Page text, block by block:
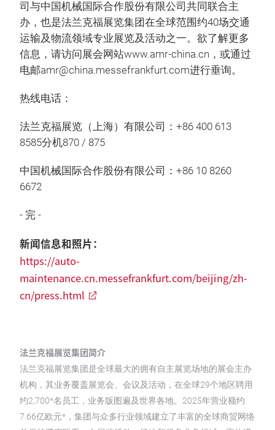
司与中国机械国际合作股份有限公司共同联合主
办，也是法兰克福展览集团在全球范围约40场交通
运输及物流领域专业展览及活动之一。欲了解更多
信息，请访问展会网站www.amr-china.cn，或通过
电邮amr@china.messefrankfurt.com进行垂询。
热线电话：
法兰克福展览（上海）有限公司：+86 400 613
8585分机870 / 875
中国机械国际合作股份有限公司：+86 10 8260
6672
- 完 -
新闻信息和照片：
https://auto-
maintenance.cn.messefrankfurt.com/beijing/zh-
cn/press.html
法兰克福展览集团简介
法兰克福展览集团是全球最大的拥有自主展览场地的展会主办
机构，其业务覆盖展览会、会议及活动，在全球29个地区聘用
约2,700*名员工，业务版图遍及世界各地。2025年营业额约
7.66亿欧元*，集团与众多行业领域建立了丰富的全球商贸网络